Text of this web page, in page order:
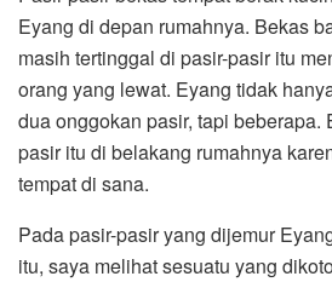
Eyang di depan rumahnya. Bekas
masih tertinggal di pasir-pasir itu
orang yang lewat. Eyang tidak
dua onggokan pasir, tapi beberapa.
pasir itu di belakang rumahnya
tempat di sana.
Pada pasir-pasir yang dijemur
itu, saya melihat sesuatu yang